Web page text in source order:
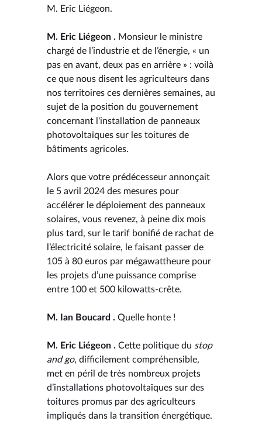
M. Eric Liégeon.
M. Eric Liégeon . Monsieur le ministre
chargé de l’industrie et de l’énergie, « un
pas en avant, deux pas en arrière » : voilà
ce que nous disent les agriculteurs dans
nos territoires ces dernières semaines, au
sujet de la position du gouvernement
concernant l'installation de panneaux
photovoltaïques sur les toitures de
bâtiments agricoles.
Alors que votre prédécesseur annonçait
le 5 avril 2024 des mesures pour
accélérer le déploiement des panneaux
solaires, vous revenez, à peine dix mois
plus tard, sur le tarif bonifié de rachat de
l’électricité solaire, le faisant passer de
105 à 80 euros par mégawattheure pour
les projets d’une puissance comprise
entre 100 et 500 kilowatts-crête.
M. Ian Boucard . Quelle honte !
M. Eric Liégeon . Cette politique du stop
and go, difficilement compréhensible,
met en péril de très nombreux projets
d’installations photovoltaïques sur des
toitures promus par des agriculteurs
impliqués dans la transition énergétique.